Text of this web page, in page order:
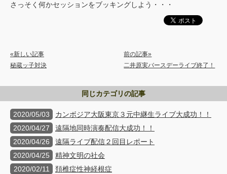
さっそく何かセッションをブッキングしよう・・・
«新しい記事
秘蔵ッ子対決
前の記事»
二井原実バースデーライブ終了！
同じカテゴリの記事
2020/05/03
カンボジア大阪東京３元中継生ライブ大成功！！
2020/04/27
遠隔地同時演奏配信大成功！！
2020/04/26
遠隔ライブ配信２回目レポート
2020/04/25
精神文明の社会
2020/02/11
頚椎症性神経根症